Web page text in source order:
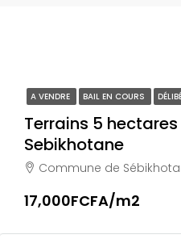
A VENDRE BAIL EN COURS
Terrains 5
Sebikhotane
Commune de Sébikhotane, Arrondissement de
17,000FCFA/m2